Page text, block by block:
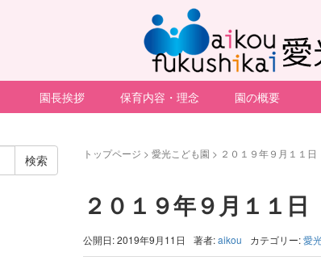
園長挨拶 保育内容・理念 園の概要
トップページ > 愛光こども園 > ２０１９年９月１１日
２０１９年９月１１日
公開日: 2019年9月11日 著者:aikou カテゴリー:愛